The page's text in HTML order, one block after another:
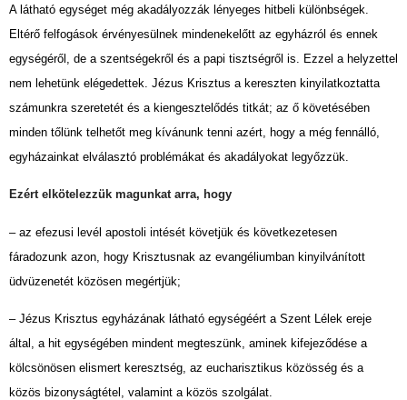
A látható egységet még akadályozzák lényeges hitbeli különbségek.
Eltérő felfogások érvényesülnek mindenekelőtt az egyházról és ennek
egységéről, de a szentségekről és a papi tisztségről is. Ezzel a helyzettel
nem lehetünk elégedettek. Jézus Krisztus a kereszten kinyilatkoztatta
számunkra szeretetét és a kiengesztelődés titkát; az ő követésében
minden tőlünk telhetőt meg kívánunk tenni azért, hogy a még fennálló,
egyházainkat elválasztó problémákat és akadályokat legyőzzük.
Ezért elkötelezzük magunkat arra, hogy
– az efezusi levél apostoli intését követjük és következetesen
fáradozunk azon, hogy Krisztusnak az evangéliumban kinyilvánított
üdvüzenetét közösen megértjük;
– Jézus Krisztus egyházának látható egységéért a Szent Lélek ereje
által, a hit egységében mindent megteszünk, aminek kifejeződése a
kölcsönösen elismert keresztség, az eucharisztikus közösség és a
közös bizonyságtétel, valamint a közös szolgálat.